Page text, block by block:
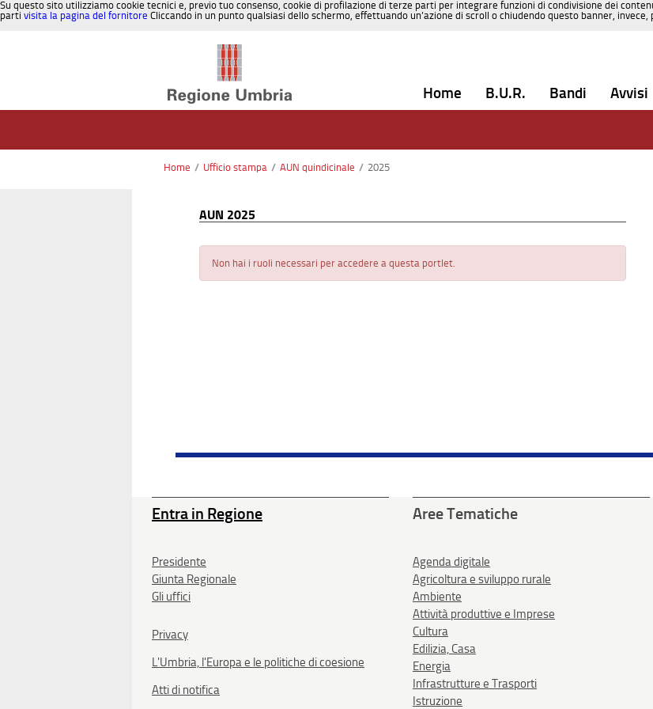
Su questo sito utilizziamo cookie tecnici e, previo tuo consenso, cookie di profilazione di terze parti per integrare funzioni di condivisione dei
parti visita la pagina del fornitore Cliccando in un punto qualsiasi dello schermo, effettuando un’azione di scroll o chiudendo questo banner,
Home B.U.R. Bandi Avvisi
Home / Ufficio stampa / AUN quindicinale / 2025
AUN 2025
Non hai i ruoli necessari per accedere a questa portlet.
Entra in Regione
Presidente
Giunta Regionale
Gli uffici
Privacy
L'Umbria, l'Europa e le politiche di coesione
Atti di notifica
Aree Tematiche
Agenda digitale
Agricoltura e sviluppo rurale
Ambiente
Attività produttive e Imprese
Cultura
Edilizia, Casa
Energia
Infrastrutture e Trasporti
Istruzione